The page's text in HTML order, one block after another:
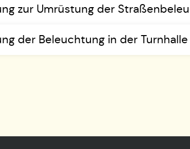
zur Umrüstung der
der Beleuchtung in der